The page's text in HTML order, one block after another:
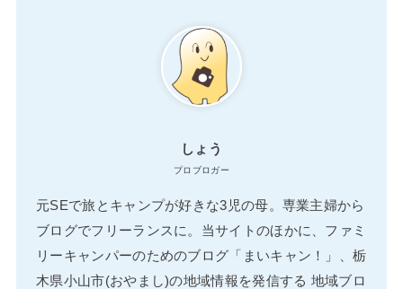
しょう
プロブロガー
元SEで旅とキャンプが好きな3児の母。専業主婦から
ブログでフリーランスに。当サイトのほかに、ファミ
リーキャンパーのためのブログ「まいキャン！」、栃
木県小山市(おやまし)の地域情報を発信する 地域ブロ